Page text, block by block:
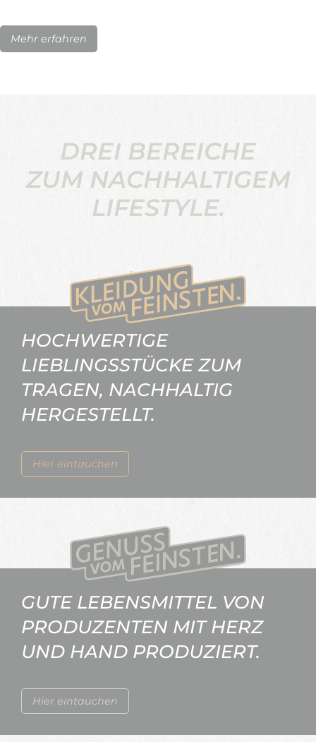
Mehr erfahren
DREI BEREICHE
ZUM NACHHALTIGEM
LIFESTYLE.
Hier eintauchen
HOCHWERTIGE
LIEBLINGSSTÜCKE ZUM
TRAGEN, NACHHALTIG
HERGESTELLT.
Hier eintauchen
GUTE LEBENSMITTEL VON
PRODUZENTEN MIT HERZ
UND HAND PRODUZIERT.